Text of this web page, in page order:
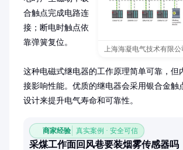
上海海凝电气技术有限公
合触点完成电路连
接；断电时触点依
靠弹簧复位。
这种电磁式继电器的工作原理简单可靠，但
接影响性能。优质的继电器会采用银合金触
设计来提升电气寿命和可靠性。
商家经验 真实案例 · 安全可信
采煤工作面回风巷要装烟雾传感器吗